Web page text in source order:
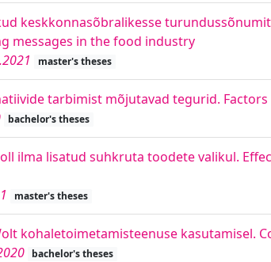
keskkonnasõbralikesse
messages in the food industry
master's theses
tarbimist mõjutavad tegurid.
bachelor's theses
ilma lisatud suhkruta toodete valikul.
master's theses
kohaletoimetamisteenuse kasutamisel.
bachelor's theses